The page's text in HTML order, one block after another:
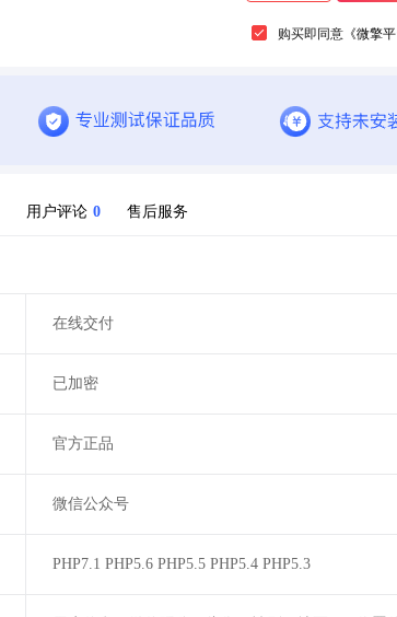
购买即同意 《微擎
用户评论 0 售后服务
在线交付
已加密
官方正品
微信公众号
PHP7.1 PHP5.6 PHP5.5 PHP5.4 PHP5.3